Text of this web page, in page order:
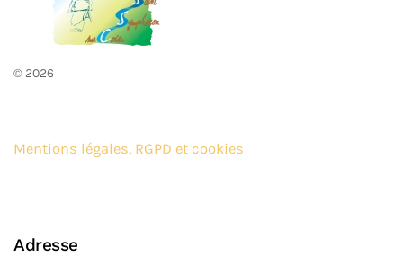
© 2026
Mentions légales, RGPD et cookies
Adresse